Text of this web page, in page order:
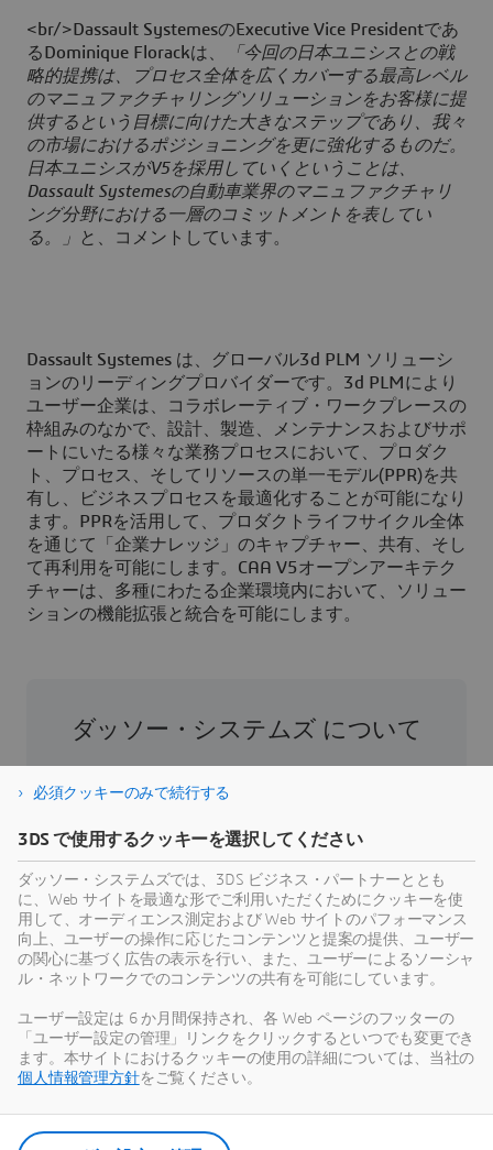
<br/>Dassault SystemesのExecutive Vice Presidentであ
るDominique Florackは、
「今回の日本ユニシスとの戦
略的提携は、プロセス全体を広くカバーする最高レベル
のマニュファクチャリングソリューションをお客様に提
供するという目標に向けた大きなステップであり、我々
の市場におけるポジショニングを更に強化するものだ。
日本ユニシスがV5を採用していくということは、
Dassault Systemesの自動車業界のマニュファクチャリ
ング分野における一層のコミットメントを表してい
る。」
と、コメントしています。
Dassault Systemes は、グローバル3d PLM ソリューシ
ョンのリーディングプロバイダーです。3d PLMにより
ユーザー企業は、コラボレーティブ・ワークプレースの
枠組みのなかで、設計、製造、メンテナンスおよびサポ
ートにいたる様々な業務プロセスにおいて、プロダク
ト、プロセス、そしてリソースの単一モデル(PPR)を共
有し、ビジネスプロセスを最適化することが可能になり
ます。PPRを活用して、プロダクトライフサイクル全体
を通じて「企業ナレッジ」のキャプチャー、共有、そし
て再利用を可能にします。CAA V5オープンアーキテク
チャーは、多種にわたる企業環境内において、ソリュー
ションの機能拡張と統合を可能にします。
ダッソー・システムズ について
る役割を担う企業です。1981年の設立以来、同
社はバーチャル世界を開拓し、消費者、患者、
向へと導いてきました。ダッソー・システムズ
の3DEXPERIENCEプラットフォームでは、AIを搭
載した科学的根拠に基づくバーチャルツインに
より、あらゆる規模・業界の39万のお客様が協
力し、製品やサービスを創出、製造することで
持続可能な革新を生み出し、社会に対して意義
のある影響をもたらすことができます。より詳
細な情報はホームページ、
https://www.3ds.com/（英語）をご参照くださ
い。
必須クッキーのみで続行する
3DS で使用するクッキーを選択してください
ダッソー・システムズでは、3DS ビジネス・パートナーととも
に、Web サイトを最適な形でご利用いただくためにクッキーを使
用して、オーディエンス測定および Web サイトのパフォーマンス
向上、ユーザーの操作に応じたコンテンツと提案の提供、ユーザー
の関心に基づく広告の表示を行い、また、ユーザーによるソーシャ
ル・ネットワークでのコンテンツの共有を可能にしています。
ユーザー設定は 6 か月間保持され、各 Web ページのフッターの
「ユーザー設定の管理」リンクをクリックするといつでも変更でき
ます。本サイトにおけるクッキーの使用の詳細については、当社の
個人情報管理方針をご覧ください。